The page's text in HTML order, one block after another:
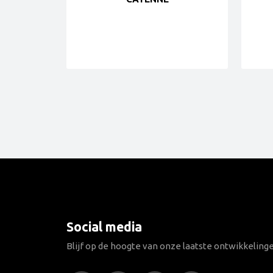
Social media
Blijf op de hoogte van onze laatste